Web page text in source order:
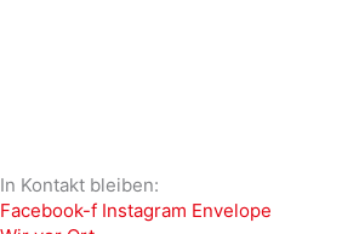
In Kontakt bleiben:
Facebook-f Instagram Envelope